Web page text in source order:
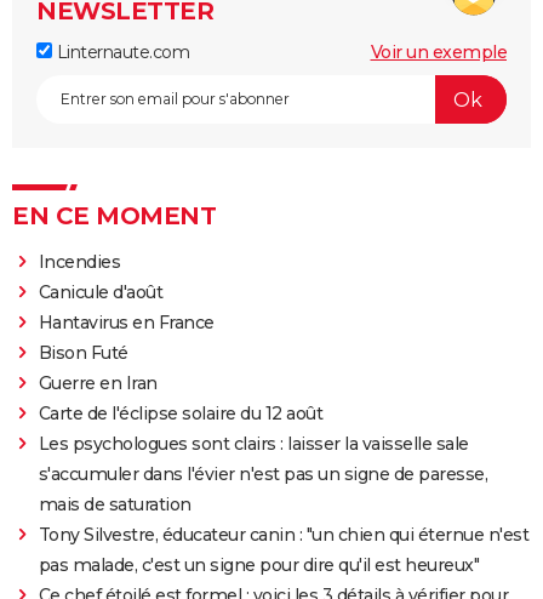
NEWSLETTER
Linternaute.com Voir un exemple
EN CE MOMENT
Incendies
Canicule d'août
Hantavirus en France
Bison Futé
Guerre en Iran
Carte de l'éclipse solaire du 12 août
Les psychologues sont clairs : laisser la vaisselle sale
s'accumuler dans l'évier n'est pas un signe de paresse,
mais de saturation
Tony Silvestre, éducateur canin : "un chien qui éternue n'est
pas malade, c'est un signe pour dire qu'il est heureux"